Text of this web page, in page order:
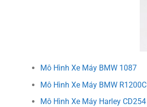
Mô Hình Xe Máy BMW 1087
Mô Hình Xe Máy BMW R1200C
Mô Hình Xe Máy Harley CD254